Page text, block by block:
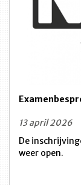
13 april 2026
De
weer open.